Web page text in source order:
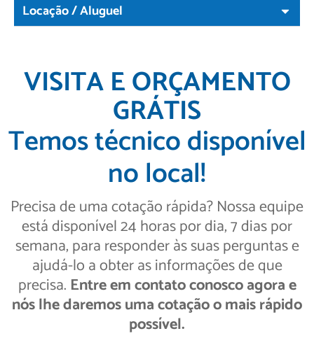
Locação / Aluguel
VISITA E ORÇAMENTO
GRÁTIS
Temos técnico disponível
no local!
Precisa de uma cotação rápida? Nossa equipe
está disponível 24 horas por dia, 7 dias por
semana, para responder às suas perguntas e
ajudá-lo a obter as informações de que
precisa. Entre em contato conosco agora e
nós lhe daremos uma cotação o mais rápido
possível.